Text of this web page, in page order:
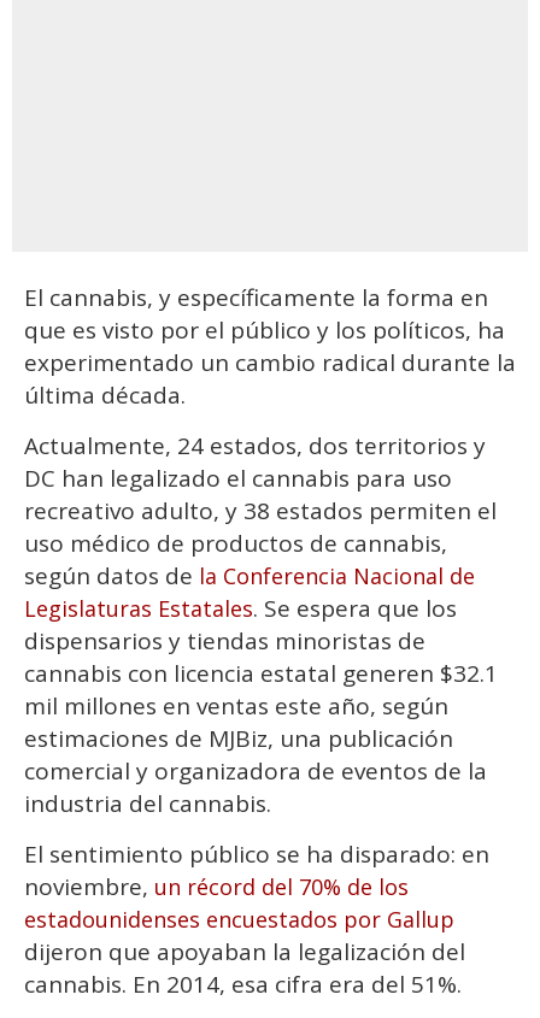
El cannabis, y específicamente la forma en
que es visto por el público y los políticos, ha
experimentado un cambio radical durante la
última década.
Actualmente, 24 estados, dos territorios y
DC han legalizado el cannabis para uso
recreativo adulto, y 38 estados permiten el
uso médico de productos de cannabis,
según datos de la Conferencia Nacional de
Legislaturas Estatales. Se espera que los
dispensarios y tiendas minoristas de
cannabis con licencia estatal generen $32.1
mil millones en ventas este año, según
estimaciones de MJBiz, una publicación
comercial y organizadora de eventos de la
industria del cannabis.
El sentimiento público se ha disparado: en
noviembre, un récord del 70% de los
estadounidenses encuestados por Gallup
dijeron que apoyaban la legalización del
cannabis. En 2014, esa cifra era del 51%.